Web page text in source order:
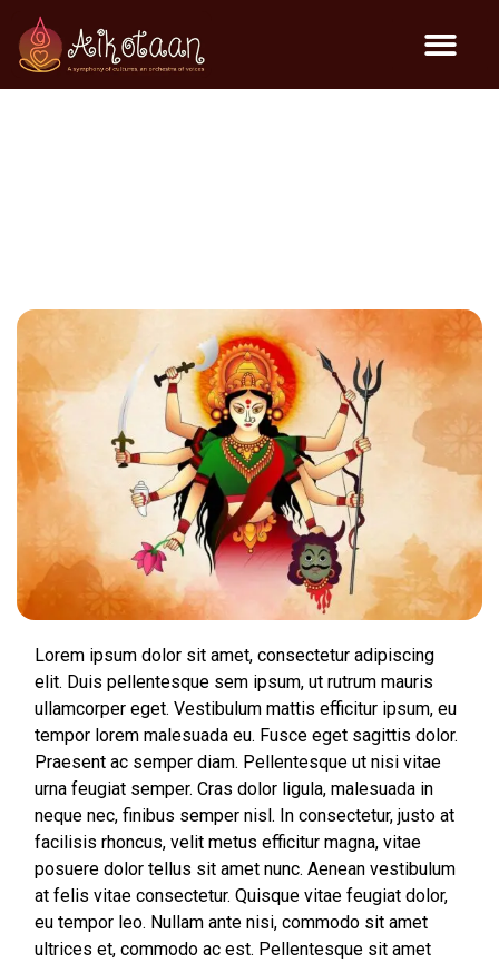
Lorem ipsum dolor sit amet, consectetur adipiscing
elit. Duis pellentesque sem ipsum, ut rutrum mauris
ullamcorper eget. Vestibulum mattis efficitur ipsum, eu
tempor lorem malesuada eu. Fusce eget sagittis dolor.
Praesent ac semper diam. Pellentesque ut nisi vitae
urna feugiat semper. Cras dolor ligula, malesuada in
neque nec, finibus semper nisl. In consectetur, justo at
facilisis rhoncus, velit metus efficitur magna, vitae
posuere dolor tellus sit amet nunc. Aenean vestibulum
at felis vitae consectetur. Quisque vitae feugiat dolor,
eu tempor leo. Nullam ante nisi, commodo sit amet
ultrices et, commodo ac est. Pellentesque sit amet